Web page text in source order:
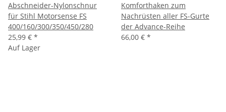
Abschneider-Nylonschnur
für Stihl Motorsense FS
400/160/300/350/450/280
25,99 € *
Komforthaken zum
Nachrüsten aller FS-Gurte
der Advance-Reihe
66,00 € *
Auf Lager